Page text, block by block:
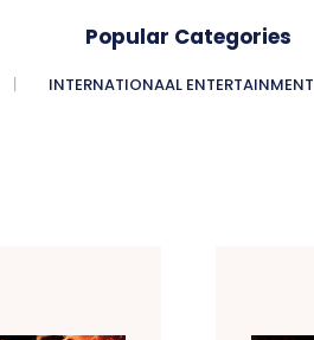
Popular Categories
INTERNATIONAAL ENTERTAINMENT